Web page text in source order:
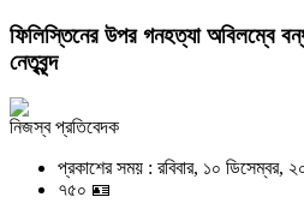
ফিলিস্তিনের উপর গনহত্যা অবিলম্বে
নেতৃবৃন্দ
নিজস্ব প্রতিবেদক
প্রকাশের সময় : রবিবার, ১০ ডিসেম্বর,
৭৫০ 🪪